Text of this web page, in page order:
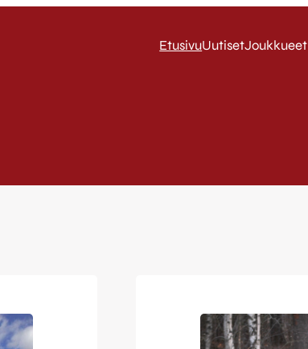
EtusivuUutisetJoukkueet